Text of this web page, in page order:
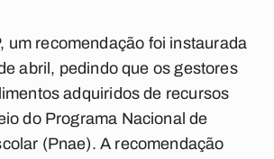
um recomendação foi instaurada
abril, pedindo que os gestores
adquiridos de recursos
do Programa Nacional de
(Pnae). A recomendação